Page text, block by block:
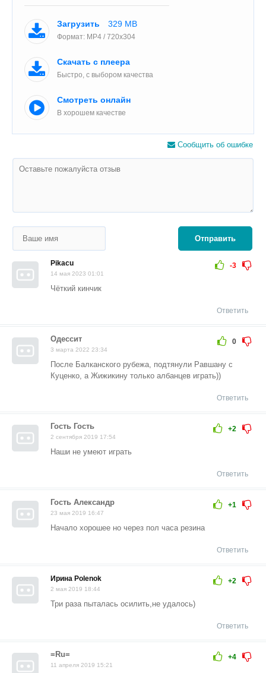
Загрузить 329 MB
Формат: MP4 / 720x304
Скачать с плеера
Быстро, с выбором качества
Смотреть онлайн
В хорошем качестве
Сообщить об ошибке
Отправить
-3
Pikacu
14 мая 2023 01:01
Чёткий кинчик
Ответить
0
Одессит
3 марта 2022 23:34
После Балканского рубежа, подтянули Равшану с
Куценко, а Жижикину только албанцев играть))
Ответить
+2
Гость Гость
2 сентября 2019 17:54
Наши не умеют играть
Ответить
+1
Гость Александр
23 мая 2019 16:47
Начало хорошее но через пол часа резина
Ответить
+2
Ирина Polenok
2 мая 2019 18:44
Три раза пыталась осилить,не удалось)
Ответить
+4
=Ru=
11 апреля 2019 15:21